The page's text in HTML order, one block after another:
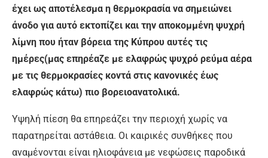
έχει ως αποτέλεσμα η θερμοκρασία να σημειώνει
άνοδο για αυτό εκτοπίζει και την αποκομμένη ψυχρή
λίμνη που ήταν βόρεια της Κύπρου αυτές τις
ημέρες(μας επηρέαζε με ελαφρώς ψυχρό ρεύμα αέρα
με τις θερμοκρασίες κοντά στις κανονικές έως
ελαφρώς κάτω) πιο βορειοανατολικά.
Υψηλή πίεση θα επηρεάζει την περιοχή χωρίς να
παρατηρείται αστάθεια. Οι καιρικές συνθήκες που
αναμένονται είναι ηλιοφάνεια με νεφώσεις παροδικά